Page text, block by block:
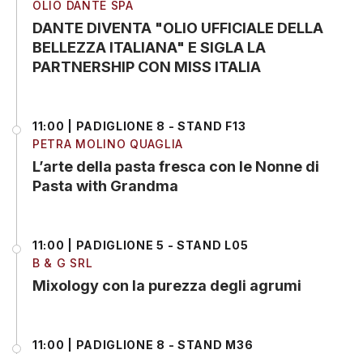
OLIO DANTE SPA
DANTE DIVENTA "OLIO UFFICIALE DELLA
BELLEZZA ITALIANA" E SIGLA LA
PARTNERSHIP CON MISS ITALIA
11:00 | PADIGLIONE 8 - STAND F13
PETRA MOLINO QUAGLIA
L’arte della pasta fresca con le Nonne di
Pasta with Grandma
11:00 | PADIGLIONE 5 - STAND L05
B & G SRL
Mixology con la purezza degli agrumi
11:00 | PADIGLIONE 8 - STAND M36